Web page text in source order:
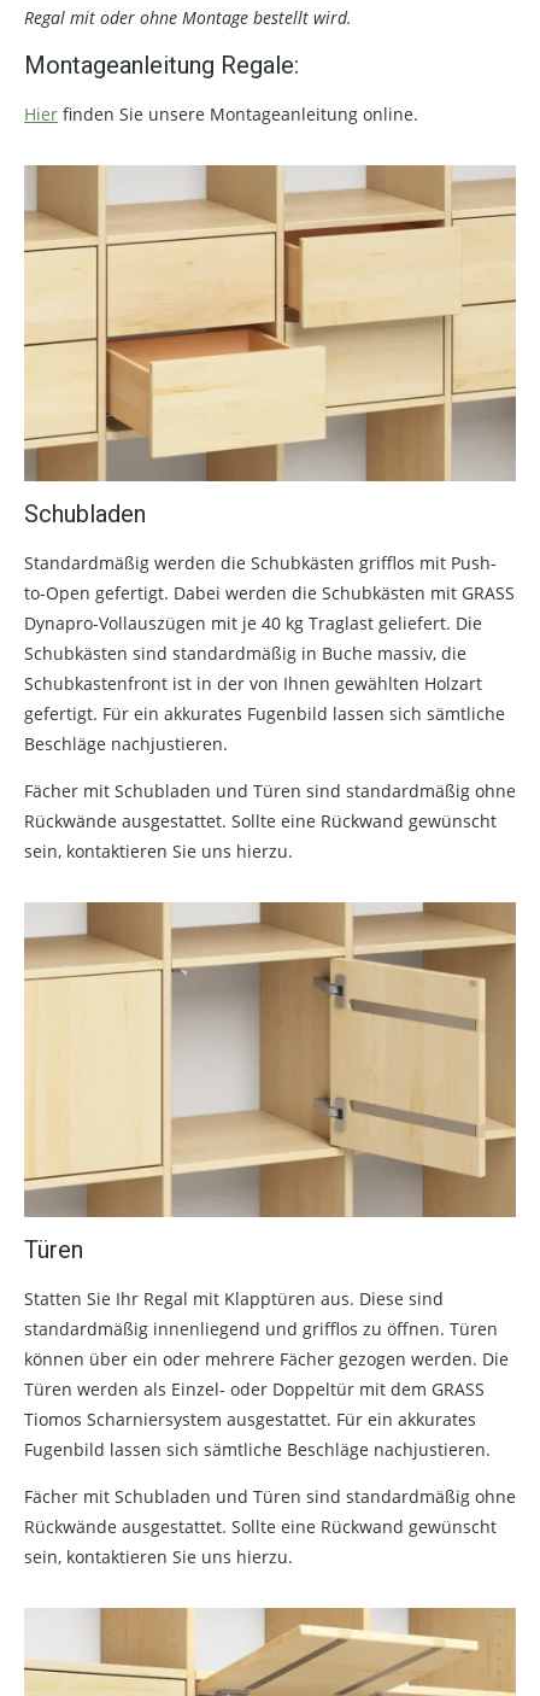
Regal mit oder ohne Montage bestellt wird.
Montageanleitung Regale:
Hier finden Sie unsere Montageanleitung online.
Schubladen
Standardmäßig werden die Schubkästen grifflos mit Push-
to-Open gefertigt. Dabei werden die Schubkästen mit GRASS
Dynapro-Vollauszügen mit je 40 kg Traglast geliefert. Die
Schubkästen sind standardmäßig in Buche massiv, die
Schubkastenfront ist in der von Ihnen gewählten Holzart
gefertigt. Für ein akkurates Fugenbild lassen sich sämtliche
Beschläge nachjustieren.
Fächer mit Schubladen und Türen sind standardmäßig ohne
Rückwände ausgestattet. Sollte eine Rückwand gewünscht
sein, kontaktieren Sie uns hierzu.
Türen
Statten Sie Ihr Regal mit Klapptüren aus. Diese sind
standardmäßig innenliegend und grifflos zu öffnen. Türen
können über ein oder mehrere Fächer gezogen werden. Die
Türen werden als Einzel- oder Doppeltür mit dem GRASS
Tiomos Scharniersystem ausgestattet. Für ein akkurates
Fugenbild lassen sich sämtliche Beschläge nachjustieren.
Fächer mit Schubladen und Türen sind standardmäßig ohne
Rückwände ausgestattet. Sollte eine Rückwand gewünscht
sein, kontaktieren Sie uns hierzu.